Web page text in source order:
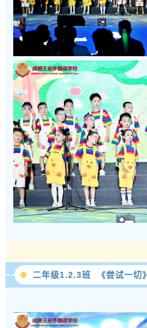
二年级1.2.3班 《尝试一切》